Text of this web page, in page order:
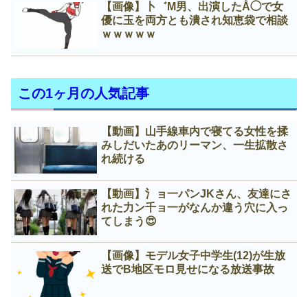
【画像】卜゛M男、出演したÅ◯で女
優に玉を両方とも潰され知恵袋で相談
ｗｗｗｗｗ
この1ヶ月の人気記事
【動画】山手線車内で寝てる女性を揉
みしだいたあのリーマン、一生拡散さ
れ続ける
【動画】氵ョ一パンJKさん、友達にさ
れた力ン千ョ一がなんか違う穴に入っ
てしまう😍
【画像】モデル女子中学生(12)が生放
送でB地区モロ見せになる放送事故